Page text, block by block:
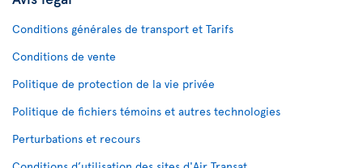
Conditions générales de transport et Tarifs
Conditions de vente
Politique de protection de la vie privée
Politique de fichiers témoins et autres technologies
Perturbations et recours